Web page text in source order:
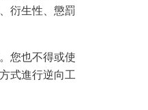
衍生性、懲罰
您也不得或使
式進行逆向工